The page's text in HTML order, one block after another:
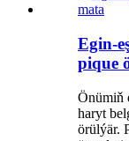
Egin-
pique
Önümiň
haryt
örülýär.